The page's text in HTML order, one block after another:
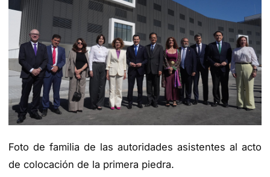
Foto de familia de las autoridades asistentes al acto
de colocación de la primera piedra.